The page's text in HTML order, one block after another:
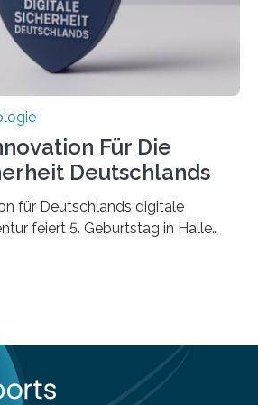
Für Die
Deutschlands
für Deutschlands digitale
feiert 5. Geburtstag in Halle
Innovation in der
Grußworten und der
des Ideenwettbewerbs
Jubiläum zu einem Zeichen für